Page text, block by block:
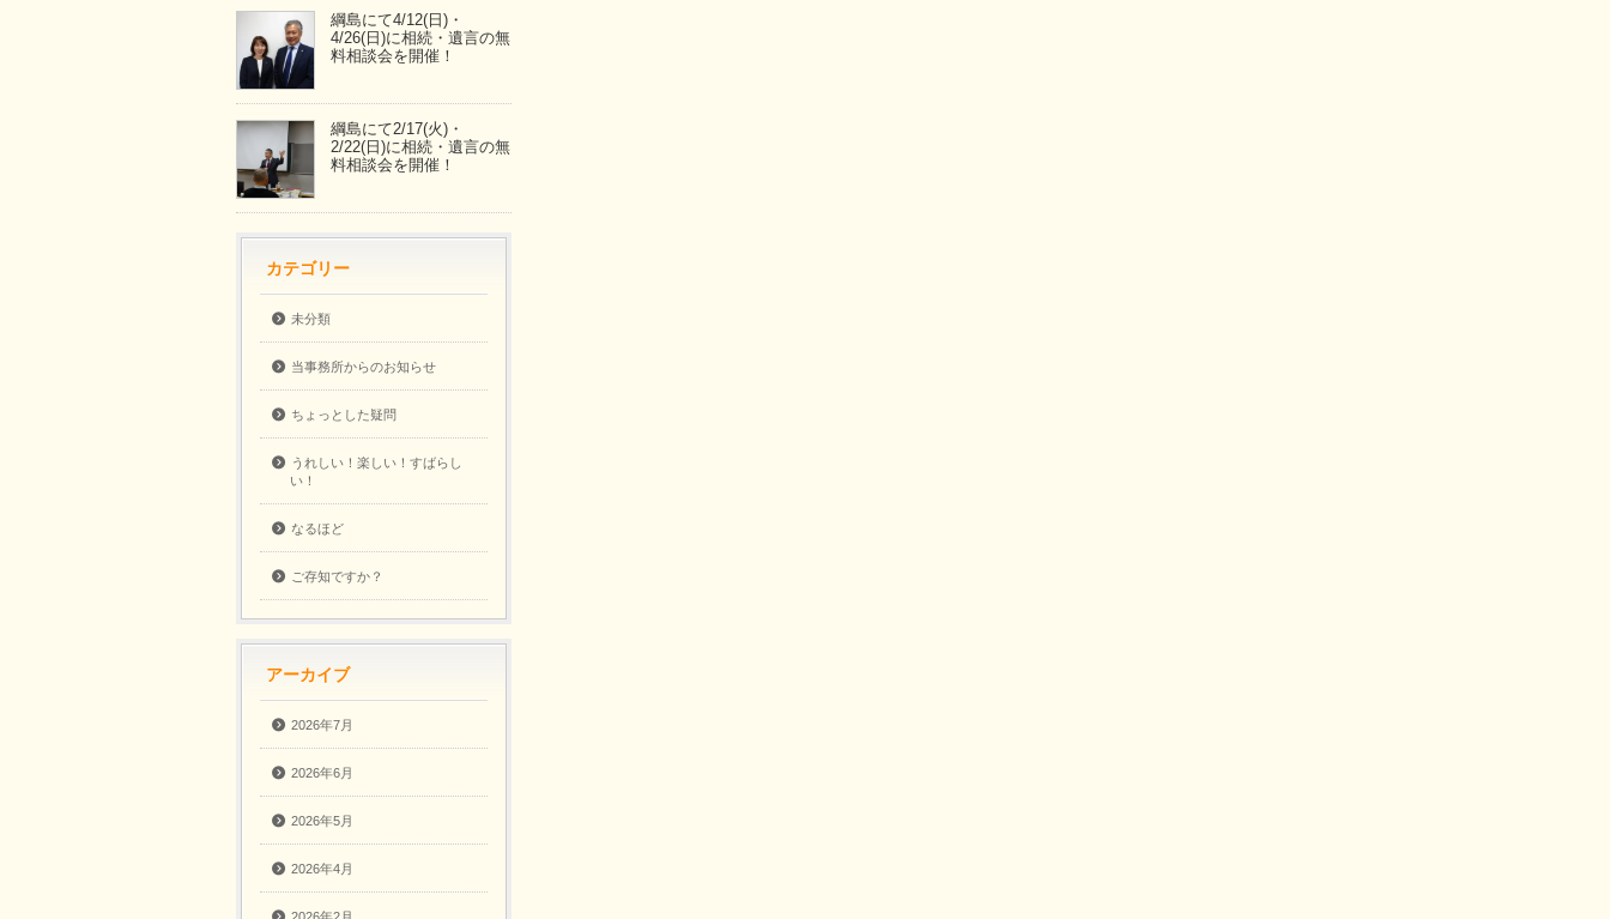
綱島にて4/12(日)・
4/26(日)に相続・遺言の無
料相談会を開催！
綱島にて2/17(火)・
2/22(日)に相続・遺言の無
料相談会を開催！
カテゴリー
未分類
当事務所からのお知らせ
ちょっとした疑問
うれしい！楽しい！すばらし
い！
なるほど
ご存知ですか？
アーカイブ
2026年7月
2026年6月
2026年5月
2026年4月